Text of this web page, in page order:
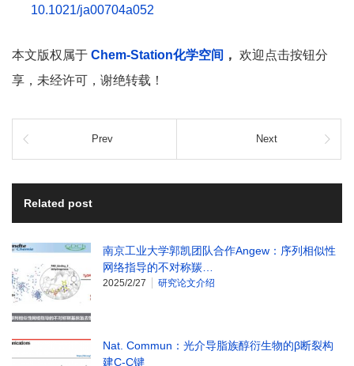
10.1021/ja00704a052
本文版权属于 Chem-Station化学空间 ， 欢迎点击按钮分
享，未经许可，谢绝转载！
Prev Next
Related post
南京工业大学郭凯团队合作Angew：序列相似性
网络指导的不对称羰…
2025/2/27 研究论文介绍
Nat. Commun：光介导脂族醇衍生物的β断裂构
建C-C键